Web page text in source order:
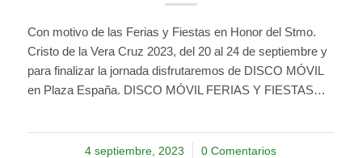
Con motivo de las Ferias y Fiestas en Honor del Stmo.
Cristo de la Vera Cruz 2023, del 20 al 24 de septiembre y
para finalizar la jornada disfrutaremos de DISCO MÓVIL
en Plaza España. DISCO MÓVIL FERIAS Y FIESTAS…
4 septiembre, 2023
/ 0 Comentarios